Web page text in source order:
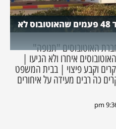
שערוריית תנופה: נוסע תיעד 48 פעמים שהאוטובוס לא
האוטובוסים "תנופה"
בהם האוטובוסים איחרו ולא הגיעו |
תבע, השופט האמין ל-23 מקרים וקבע פיצוי | בבית המשפט
כה רבים מעידה על איחורים
9:36